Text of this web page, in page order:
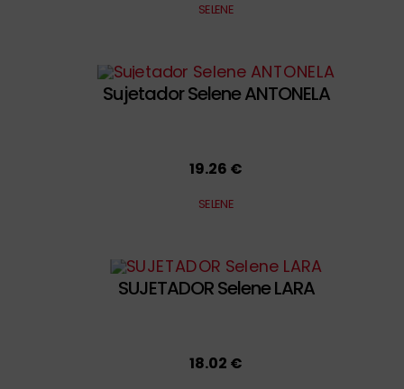
SELENE
Sujetador Selene ANTONELA
19.26 €
SELENE
SUJETADOR Selene LARA
18.02 €